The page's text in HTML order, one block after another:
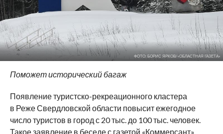
ФОТО: БОРИС ЯРКОВ/«ОБЛАСТНАЯ ГАЗЕТА»
Поможет исторический багаж
Появление туристско-рекреационного кластера
в Реже Свердловской области повысит ежегодное
число туристов в город с 20 тыс. до 100 тыс. человек.
Такое заявление в беседе с газетой «Коммерсант»